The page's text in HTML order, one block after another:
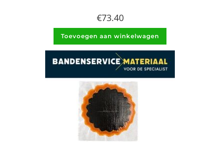
€73.40
Toevoegen aan winkelwagen